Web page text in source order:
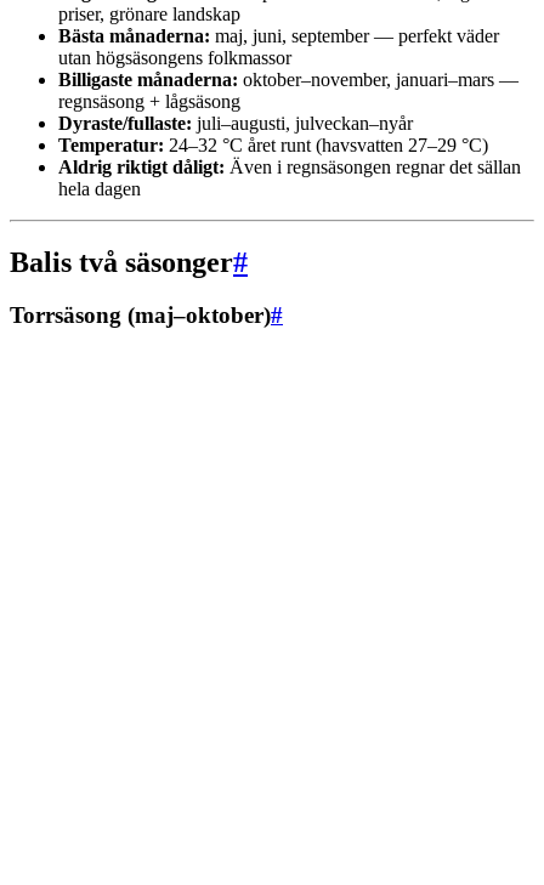
priser, grönare landskap
Bästa månaderna: maj, juni, september — perfekt väder
utan högsäsongens folkmassor
Billigaste månaderna: oktober–november, januari–mars —
regnsäsong + lågsäsong
Dyraste/fullaste: juli–augusti, julveckan–nyår
Temperatur: 24–32 °C året runt (havsvatten 27–29 °C)
Aldrig riktigt dåligt: Även i regnsäsongen regnar det sällan
hela dagen
Balis två säsonger#
Torrsäsong (maj–oktober)#